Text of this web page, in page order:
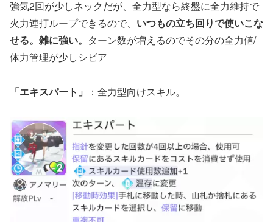
強気2回が少しネックだが、全力型なら終盤に全力維持で
火力連打ループできるので、 いつもの立ち回りで使いこな
せる。雑に強い。 ターン数が増えるのでその分の全力値/
体力管理が少しシビア
「エキスパート」 ：全力型向けスキル。